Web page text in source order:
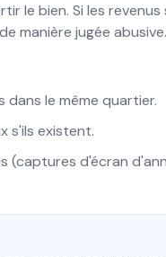
le bien. Si les
manière jugée abusive.
dans le même quartier.
s'ils existent.
(captures d'écran